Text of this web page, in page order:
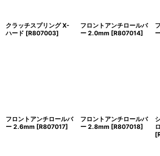
クラッチスプリング X-
ハード [R807003]
フロントアンチロールバ
ー 2.0mm [R807014]
フロントアンチロールバ
ー 2.6mm [R807017]
フロントアンチロールバ
ー 2.8mm [R807018]
[